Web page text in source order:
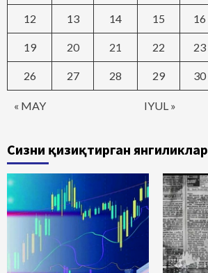
« MAY IYUL »
12 13 14 15 16
19 20 21 22 23
26 27 28 29 30
Сизни қизиқтирган янгиликлар